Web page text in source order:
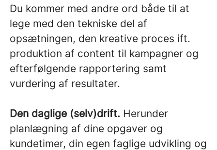
Du kommer med andre ord både til at
lege med den tekniske del af
opsætningen, den kreative proces ift.
produktion af content til kampagner og
efterfølgende rapportering samt
vurdering af resultater.
Den daglige (selv)drift. Herunder
planlægning af dine opgaver og
kundetimer, din egen faglige udvikling og